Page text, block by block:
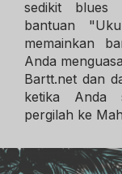
sedikit blues
bantuan
memainkan
Anda
Bartt.net dan
ketika Anda
pergilah ke